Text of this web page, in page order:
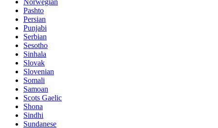
Pashto
Persian
Punjabi
Serbian
Sesotho
Sinhala
Slovak
Slovenian
Somali
Samoan
Scots Gaelic
Shona
Sindhi
Sundanese